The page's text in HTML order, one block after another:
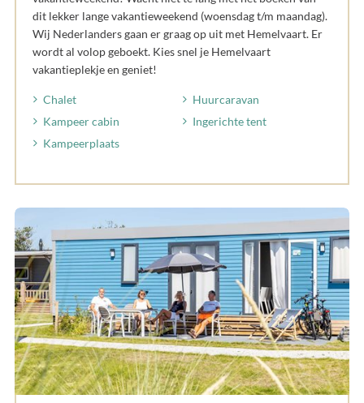
dit lekker lange vakantieweekend (woensdag t/m maandag).
Wij Nederlanders gaan er graag op uit met Hemelvaart. Er
wordt al volop geboekt. Kies snel je Hemelvaart
vakantieplekje en geniet!
Chalet
Huurcaravan
Kampeer cabin
Ingerichte tent
Kampeerplaats